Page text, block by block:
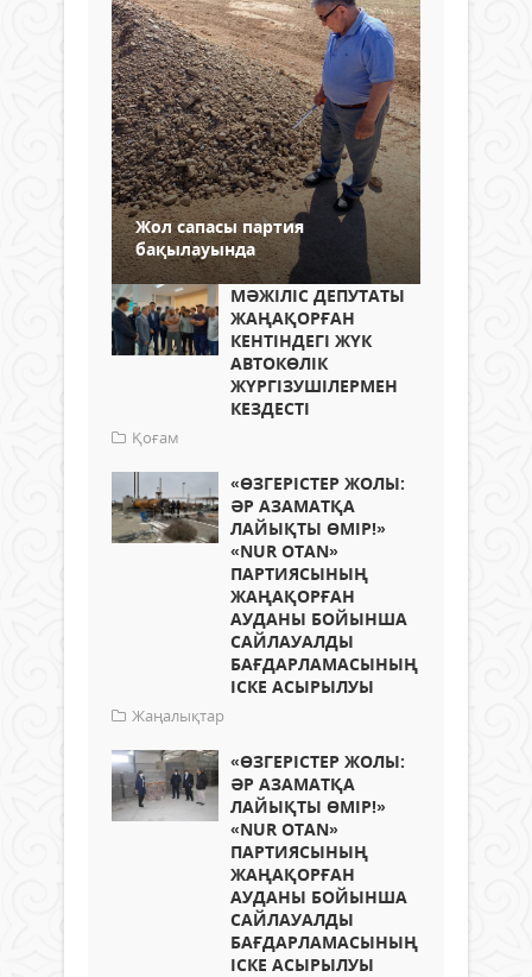
Жол сапасы партия
бақылауында
МӘЖІЛІС ДЕПУТАТЫ
ЖАҢАҚОРҒАН
КЕНТІНДЕГІ ЖҮК
АВТОКӨЛІК
ЖҮРГІЗУШІЛЕРМЕН
КЕЗДЕСТІ
Қоғам
«ӨЗГЕРІСТЕР ЖОЛЫ:
ӘР АЗАМАТҚА
ЛАЙЫҚТЫ ӨМІР!»
«NUR OTAN»
ПАРТИЯСЫНЫҢ
ЖАҢАҚОРҒАН
АУДАНЫ БОЙЫНША
САЙЛАУАЛДЫ
БАҒДАРЛАМАСЫНЫҢ
ІСКЕ АСЫРЫЛУЫ
Жаңалықтар
«ӨЗГЕРІСТЕР ЖОЛЫ:
ӘР АЗАМАТҚА
ЛАЙЫҚТЫ ӨМІР!»
«NUR OTAN»
ПАРТИЯСЫНЫҢ
ЖАҢАҚОРҒАН
АУДАНЫ БОЙЫНША
САЙЛАУАЛДЫ
БАҒДАРЛАМАСЫНЫҢ
ІСКЕ АСЫРЫЛУЫ